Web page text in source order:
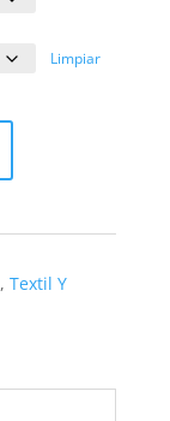
Limpiar
, Textil Y